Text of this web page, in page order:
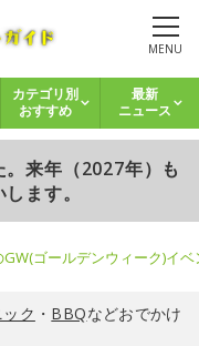
MENU
カテゴリ別
おすすめ
最新
ニュース
来年（2027年）も
ます。
GW(ゴールデンウィーク)イ
ク ・ BBQなどおでかけ